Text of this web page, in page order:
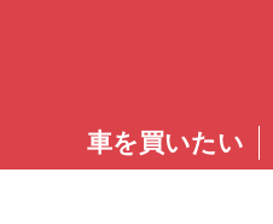
愛知
車を買いたい